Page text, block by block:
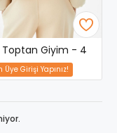
Toptan Giyim - 4
Üye Girişi Yapınız!